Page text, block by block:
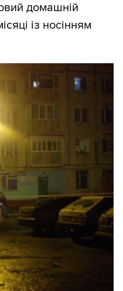
домашній
із носінням